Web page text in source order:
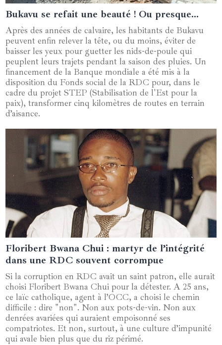
01 novembre 2024
Bukavu se refait une beauté ! Ou presque…
Après des années de calvaire, les habitants de Bukavu
peuvent enfin relever la tête, ou du moins, éviter de
baisser les yeux pour guetter les nids-de-poule qui
peuplent leurs trajets pendant la saison des pluies. Un
financement de la Banque mondiale a été mis à la
disposition du Fonds social de la RDC pour, dans le
cadre du projet STEP (Stabilisation de l'Est pour la
paix), transformer cinq kilomètres de routes en terrain
d’aisance.
26 novembre 2024
Floribert Bwana Chui : martyr de l’intégrité
dans une RDC souvent corrompue
Si la corruption en RDC avait un saint patron, elle aurait
choisi Floribert Bwana Chui pour la détester. A 25 ans,
ce laïc catholique, agent à l’OCC, a choisi le chemin
difficile : dire "non". Non aux pots-de-vin. Non aux
denrées avariées qui auraient empoisonné ses
compatriotes. Et non, surtout, à une culture d’impunité
qui avale bien plus que du riz périmé.